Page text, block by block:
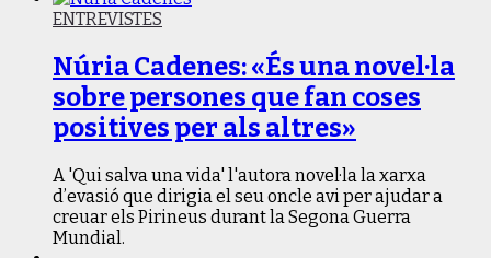
ENTREVISTES
Núria Cadenes: «És una novel·la
sobre persones que fan coses
positives per als altres»
A 'Qui salva una vida' l'autora novel·la la xarxa
d’evasió que dirigia el seu oncle avi per ajudar a
creuar els Pirineus durant la Segona Guerra
Mundial.